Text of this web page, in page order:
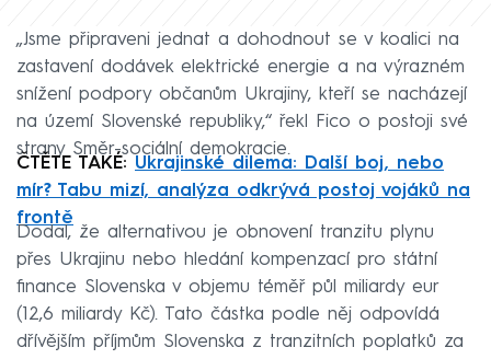
„Jsme připraveni jednat a dohodnout se v koalici na
zastavení dodávek elektrické energie a na výrazném
snížení podpory občanům Ukrajiny, kteří se nacházejí
na území Slovenské republiky,“ řekl Fico o postoji své
strany Směr-sociální demokracie.
ČTĚTE TAKÉ: Ukrajinské dilema: Další boj, nebo
mír? Tabu mizí, analýza odkrývá postoj vojáků na
frontě
Dodal, že alternativou je obnovení tranzitu plynu
přes Ukrajinu nebo hledání kompenzací pro státní
finance Slovenska v objemu téměř půl miliardy eur
(12,6 miliardy Kč). Tato částka podle něj odpovídá
dřívějším příjmům Slovenska z tranzitních poplatků za